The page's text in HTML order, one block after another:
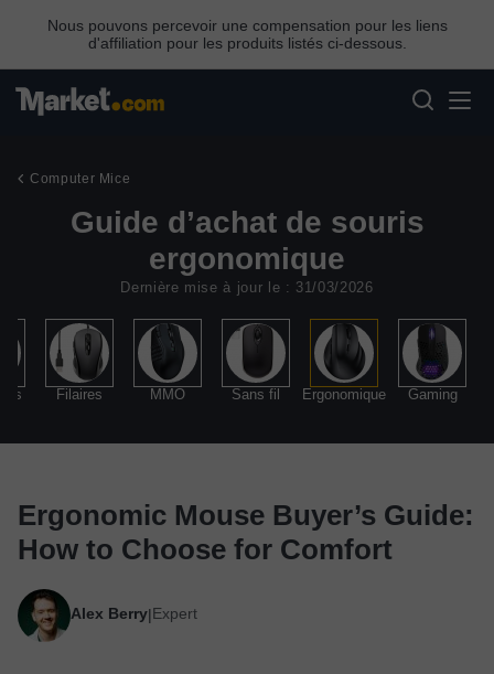
Nous pouvons percevoir une compensation pour les liens
d'affiliation pour les produits listés ci-dessous.
Computer Mice
Guide d’achat de souris
ergonomique
Dernière mise à jour le : 31/03/2026
Filaires MMO Sans fil Ergonomique Gaming
Ergonomic Mouse Buyer’s Guide:
How to Choose for Comfort
Alex Berry|Expert